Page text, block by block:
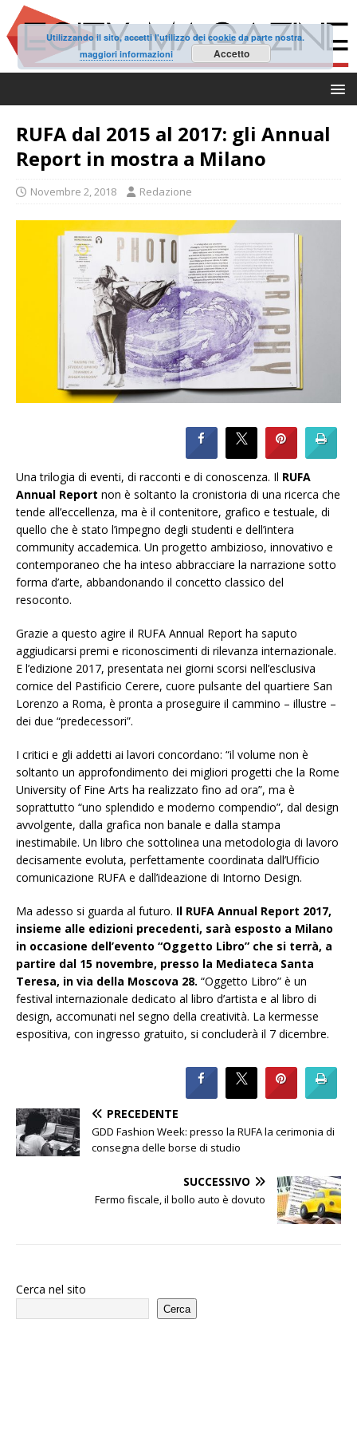
RUFA dal 2015 al 2017: gli Annual
Report in mostra a Milano
Novembre 2, 2018 Redazione
Una trilogia di eventi, di racconti e di conoscenza. Il RUFA
Annual Report non è soltanto la cronistoria di una ricerca che
tende all’eccellenza, ma è il contenitore, grafico e testuale, di
quello che è stato l’impegno degli studenti e dell’intera
community accademica. Un progetto ambizioso, innovativo e
contemporaneo che ha inteso abbracciare la narrazione sotto
forma d’arte, abbandonando il concetto classico del
resoconto.
Grazie a questo agire il RUFA Annual Report ha saputo
aggiudicarsi premi e riconoscimenti di rilevanza internazionale.
E l’edizione 2017, presentata nei giorni scorsi nell’esclusiva
cornice del Pastificio Cerere, cuore pulsante del quartiere San
Lorenzo a Roma, è pronta a proseguire il cammino – illustre –
dei due “predecessori”.
I critici e gli addetti ai lavori concordano: “il volume non è
soltanto un approfondimento dei migliori progetti che la Rome
University of Fine Arts ha realizzato fino ad ora”, ma è
soprattutto “uno splendido e moderno compendio”, dal design
avvolgente, dalla grafica non banale e dalla stampa
inestimabile. Un libro che sottolinea una metodologia di lavoro
decisamente evoluta, perfettamente coordinata dall’Ufficio
comunicazione RUFA e dall’ideazione di Intorno Design.
Ma adesso si guarda al futuro. Il RUFA Annual Report 2017,
insieme alle edizioni precedenti, sarà esposto a Milano
in occasione dell’evento “Oggetto Libro” che si terrà, a
partire dal 15 novembre, presso la Mediateca Santa
Teresa, in via della Moscova 28. “Oggetto Libro” è un
festival internazionale dedicato al libro d’artista e al libro di
design, accomunati nel segno della creatività. La kermesse
espositiva, con ingresso gratuito, si concluderà il 7 dicembre.
PRECEDENTE
GDD Fashion Week: presso la RUFA la cerimonia di
consegna delle borse di studio
SUCCESSIVO
Fermo fiscale, il bollo auto è dovuto
Cerca nel sito
Cerca
Utilizzando il sito, accetti l'utilizzo dei cookie da parte nostra.
maggiori informazioni
Accetto